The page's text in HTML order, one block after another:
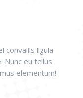
convallis ligula
Nunc eu tellus
elementum!